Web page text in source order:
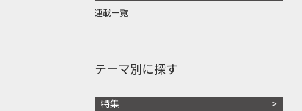
連載一覧
テーマ別に探す
特集